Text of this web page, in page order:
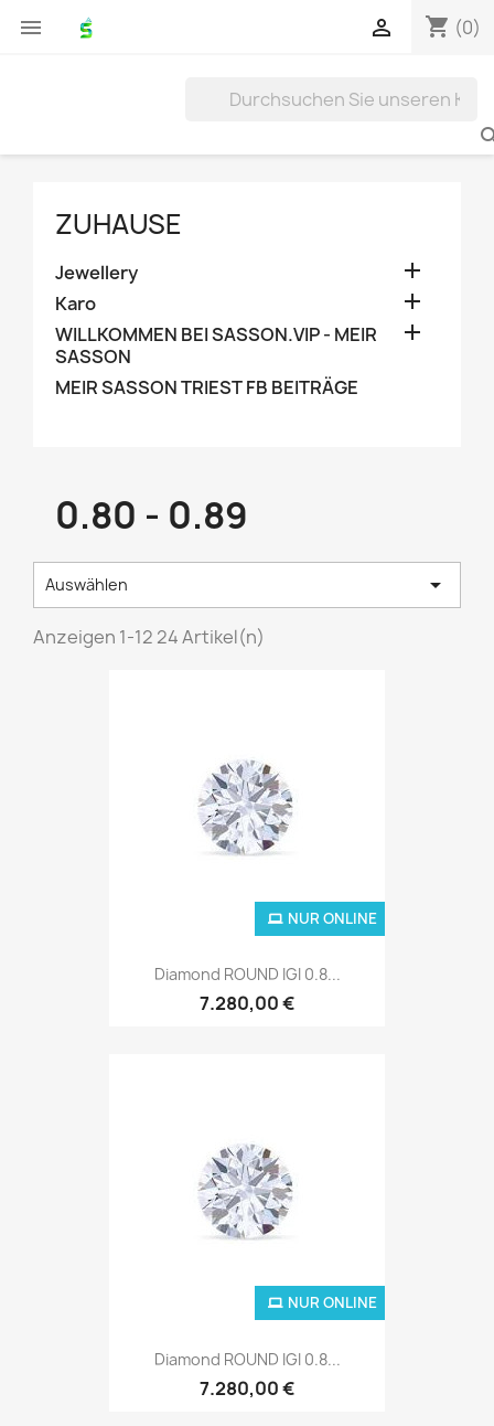
 shopping_cart (0)

ZUHAUSE
Jewellery 
Karo 
WILLKOMMEN BEI SASSON.VIP - MEIR
SASSON

MEIR SASSON TRIEST FB BEITRÄGE
0.80 - 0.89
Auswählen 
Anzeigen 1-12 24 Artikel(n)
Diamond ROUND IGI 0.8...
7.280,00 €
NUR ONLINE
Diamond ROUND IGI 0.8...
7.280,00 €
NUR ONLINE